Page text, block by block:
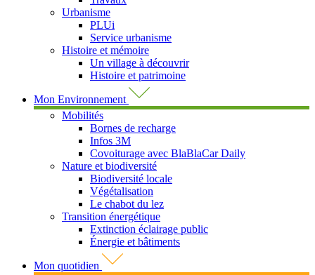
Urbanisme
PLUi
Service urbanisme
Histoire et mémoire
Un village à découvrir
Histoire et patrimoine
Mon Environnement
Mobilités
Bornes de recharge
Infos 3M
Covoiturage avec BlaBlaCar Daily
Nature et biodiversité
Biodiversité locale
Végétalisation
Le chabot du lez
Transition énergétique
Extinction éclairage public
Énergie et bâtiments
Mon quotidien